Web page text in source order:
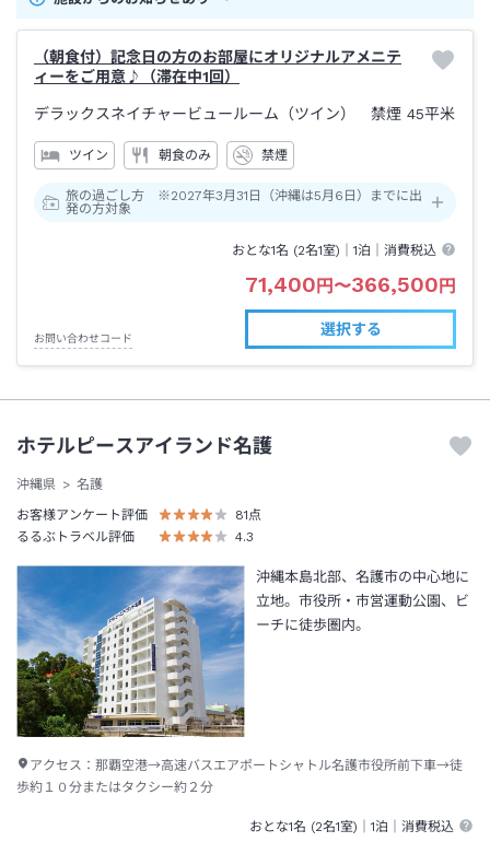
（朝食付）記念日の方のお部屋にオリジナルアメニテ
ィーをご用意♪（滞在中1回）
デラックスネイチャービュールーム（ツイン） 禁煙 45平米
ツイン 朝食のみ 禁煙
旅の過ごし方 ※2027年3月31日（沖縄は5月6日）までに出
発の方対象
おとな1名 (2名1室)｜1泊 ｜消費税込
71,400円〜366,500円
お問い合わせコード
選択する
ホテルピースアイランド名護
沖縄県
名護
お客様アンケート評価
81点
るるぶトラベル評価
4.3
沖縄本島北部、名護市の中心地に
立地。市役所・市営運動公園、ビ
ーチに徒歩圏内。
アクセス： 那覇空港→高速バスエアポートシャトル名護市役所前下車→徒
歩約１０分またはタクシー約２分
おとな1名 (2名1室)｜1泊 ｜消費税込